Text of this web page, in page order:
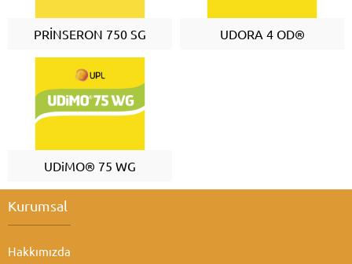
PRİNSERON 750 SG UDORA 4 OD®
UDiMO® 75 WG
Kurumsal
Hakkımızda